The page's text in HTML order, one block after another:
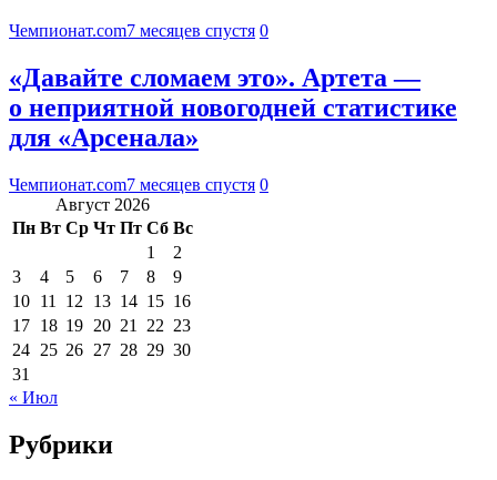
Чемпионат.com7 месяцев спустя 0
«Давайте сломаем это». Артета —
о неприятной новогодней статистике
для «Арсенала»
Чемпионат.com7 месяцев спустя 0
Август 2026
Пн Вт Ср Чт Пт Сб Вс
1
2
3
4 5 6 7 8
9
10 11 12 13 14 15 16
17 18 19 20 21 22 23
24 25 26 27 28 29 30
31
« Июл
Рубрики